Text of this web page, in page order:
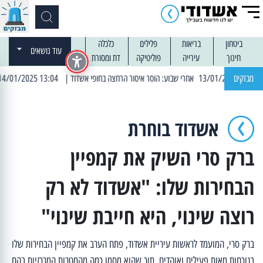
ביטחון בריאות פלילים
כלכלה
חינוך
עירייה פוליטיקה דת ומסורת
עוד נושאים
מבזקים | 13:04 14/01/2025 עובדים בלילות: עבודות קרצוף וריבוד אספלט
אשדוד בוחרת
ברק סרי השיק את קמפיין
הבחירות שלו: "אשדוד לא רק
רוצה שינוי, היא חייבת שינוי"
ברק סרי, המועמד לראשות עיריית אשדוד, פתח הערב את קמפיין הבחירות שלו